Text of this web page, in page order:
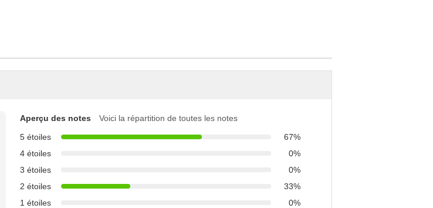
Aperçu des notes
Voici la répartition de toutes les notes
5 étoiles
67%
4 étoiles
0%
3 étoiles
0%
2 étoiles
33%
1 étoiles
0%